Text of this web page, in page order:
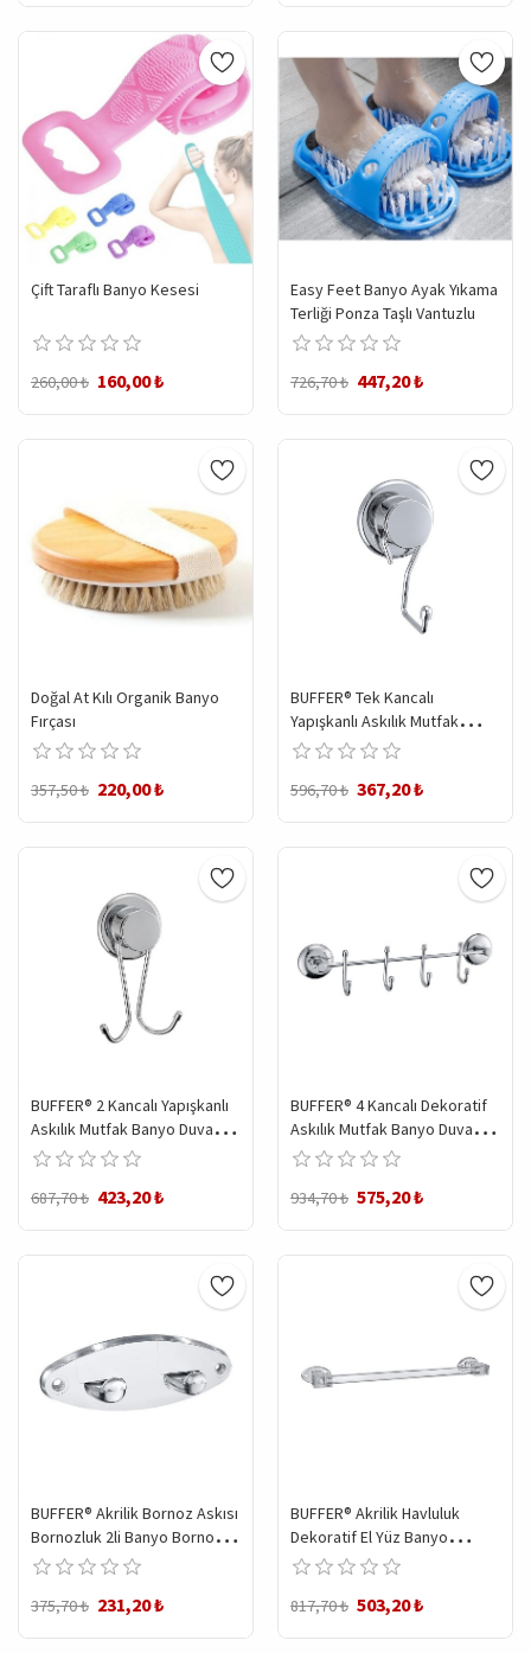
Çift Taraflı Banyo Kesesi
260,00 ₺ 160,00 ₺
Easy Feet Banyo Ayak Yıkama
Terliği Ponza Taşlı Vantuzlu
726,70 ₺ 447,20 ₺
Doğal At Kılı Organik Banyo
Fırçası
357,50 ₺ 220,00 ₺
BUFFER® Tek Kancalı
Yapışkanlı Askılık Mutfak
Banyo Duvar Yüzeyi Askısı
596,70 ₺ 367,20 ₺
BUFFER® 2 Kancalı Yapışkanlı
Askılık Mutfak Banyo Duvar
Yüzeyi Askısı
687,70 ₺ 423,20 ₺
BUFFER® 4 Kancalı Dekoratif
Askılık Mutfak Banyo Duvar
Yüzeyi Askısı
934,70 ₺ 575,20 ₺
BUFFER® Akrilik Bornoz Askısı
Bornozluk 2li Banyo Bornoz
Askı Aparatı
375,70 ₺ 231,20 ₺
BUFFER® Akrilik Havluluk
Dekoratif El Yüz Banyo
Havlusu Askı Aparatı
817,70 ₺ 503,20 ₺